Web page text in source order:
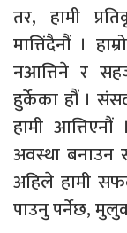
तर, हामी
मात्तिंदैनौं ।
नआत्तिने र
हुर्केका हौं ।
हामी
अवस्था बनाउन
अहिले हामी
पाउनु पर्नेछ,